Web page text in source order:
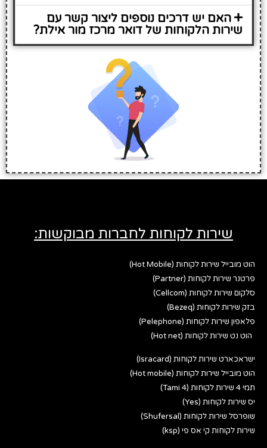
האם יש דרכים נוספים ליצור קשר עם
שירות הלקוחות של דואר מרכז מור אילת?
שירות לקוחות לחברות מבוקשות:
הוט מובייל שירות לקוחות (Hot Mobile)
פרטנר שירות לקוחות (Partner)
סלקום שירות לקוחות (Cellcom)
בזק שירות לקוחות (Bezeq)
פלאפון שירות לקוחות (Pelephone)
הוט נט שירות לקוחות (Hot net)
ישראכארט שירות לקוחות (Isracard)
הוט מובייל שירות לקוחות (Hot mobile)
תמי 4 שירות לקוחות (Tami 4)
יס שירות לקוחות (Yes)
שופרסל שירות לקוחות (Shufersal)
שירות לקוחות קי אס פי (ksp)